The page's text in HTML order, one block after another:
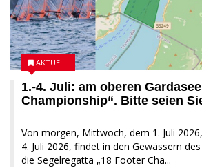
1.-4. Juli: am oberen
Championship“. Bitte seien
Von morgen, Mittwoch, dem 1. Juli
4. Juli 2026, findet in den Gewässern
die Segelregatta „18 Footer Cha...
AKTUELL